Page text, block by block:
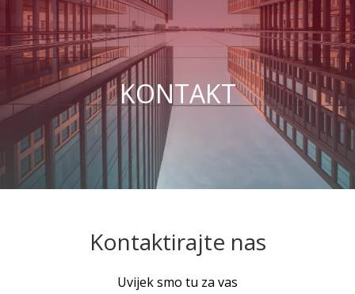
KONTAKT
Kontaktirajte nas
Uvijek smo tu za vas